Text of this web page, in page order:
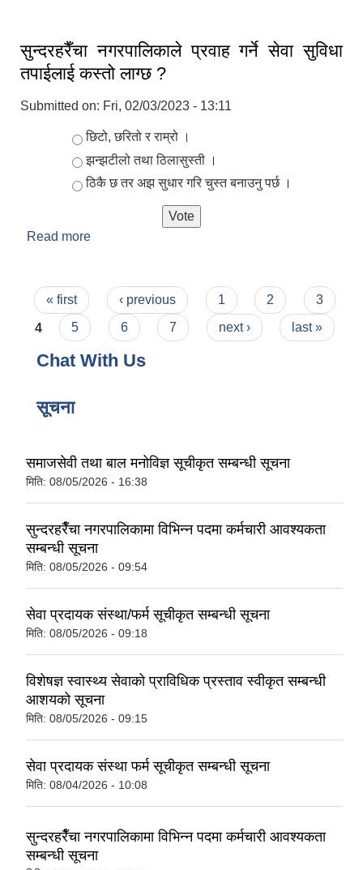
सुन्दरहरैँचा नगरपालिकाले प्रवाह गर्ने सेवा सुविधा
तपाईलाई कस्तो लाग्छ ?
Submitted on: Fri, 02/03/2023 - 13:11
Choices
छिटो, छरितो र राम्रो ।
झन्झटीलो तथा ठिलासुस्ती ।
ठिकै छ तर अझ सुधार गरि चुस्त बनाउनु पर्छ ।
Read more
Pages
« first ‹ previous 1 2
3
4
5 6 7 next › last »
Chat With Us
सूचना
समाजसेवी तथा बाल मनोविज्ञ सूचीकृत सम्बन्धी सूचना
मिति: 08/05/2026 - 16:38
सुन्दरहरैँचा नगरपालिकामा विभिन्न पदमा कर्मचारी आवश्यकता
सम्बन्धी सूचना
मिति: 08/05/2026 - 09:54
सेवा प्रदायक संस्था/फर्म सूचीकृत सम्बन्धी सूचना
मिति: 08/05/2026 - 09:18
विशेषज्ञ स्वास्थ्य सेवाको प्राविधिक प्रस्ताव स्वीकृत सम्बन्धी
आशयको सूचना
मिति: 08/05/2026 - 09:15
सेवा प्रदायक संस्था फर्म सूचीकृत सम्बन्धी सूचना
मिति: 08/04/2026 - 10:08
सुन्दरहरैँचा नगरपालिकामा विभिन्न पदमा कर्मचारी आवश्यकता
सम्बन्धी सूचना